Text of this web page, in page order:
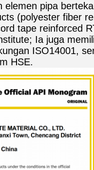
pipa
(polyester fiber
tape reinforced
Ia juga
ISO14001,
HSE.